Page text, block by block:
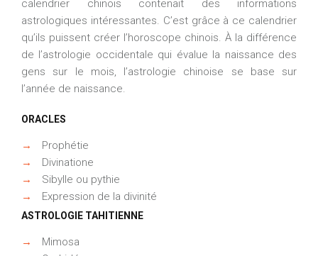
calendrier chinois contenait des informations
astrologiques intéressantes. C’est grâce à ce calendrier
qu’ils puissent créer l’horoscope chinois. À la différence
de l’astrologie occidentale qui évalue la naissance des
gens sur le mois, l’astrologie chinoise se base sur
l’année de naissance.
ORACLES
→
Prophétie
→
Divinatione
→
Sibylle ou pythie
→
Expression de la divinité
ASTROLOGIE TAHITIENNE
→
Mimosa